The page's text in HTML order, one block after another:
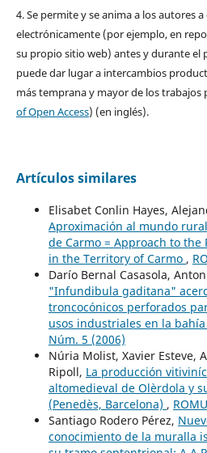
4. Se permite y se anima a los autores
electrónicamente (por ejemplo, en
su propio sitio web) antes y durante el
puede dar lugar a intercambios
más temprana y mayor de los trabajos
of Open Access) (en inglés).
Artículos similares
Elisabet Conlin Hayes,
Aproximación al mundo
de Carmo = Approach to
in the Territory of Carmo ,
Darío Bernal Casasola,
"Infundibula gaditana"
troncocónicos perforados
usos industriales en la bahía
Núm. 5 (2006)
Núria Molist, Xavier Esteve,
Ripoll, La producción
altomedieval de Olèrdola y
(Penedès, Barcelona) ,
Santiago Rodero Pérez,
conocimiento de la muralla